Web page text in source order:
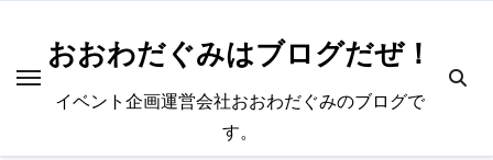
おおわだぐみはブログだぜ！
イベント企画運営会社おおわだぐみのブログで
す。